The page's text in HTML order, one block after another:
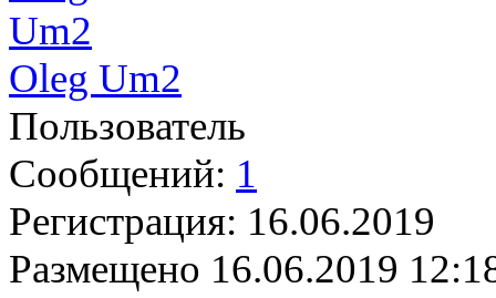
Oleg Um2
Пользователь
Сообщений: 1
Регистрация: 16.06.2019
Размещено 16.06.2019